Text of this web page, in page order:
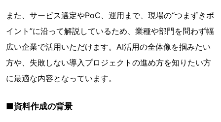
また、サービス選定やPoC、運用まで、現場の“つまずきポ
イント”に沿って解説しているため、業種や部門を問わず幅
広い企業で活用いただけます。AI活用の全体像を掴みたい
方や、失敗しない導入プロジェクトの進め方を知りたい方
に最適な内容となっています。
■資料作成の背景